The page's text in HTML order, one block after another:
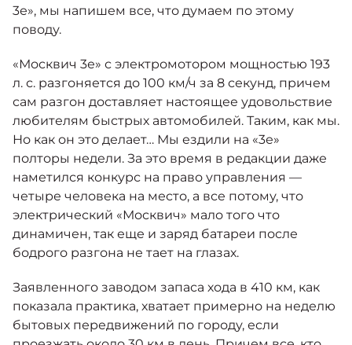
кроссовер
от 3 125 000 ₽*
3е», мы напишем все, что думаем по этому
поводу.
«Москвич 3е» с электромотором мощностью 193
л. с. разгоняется до 100 км/ч за 8 секунд, причем
сам разгон доставляет настоящее удовольствие
любителям быстрых автомобилей. Таким, как мы.
Но как он это делает… Мы ездили на «3е»
полторы недели. За это время в редакции даже
наметился конкурс на право управления —
четыре человека на место, а все потому, что
электрический «Москвич» мало того что
динамичен, так еще и заряд батареи после
бодрого разгона не тает на глазах.
Заявленного заводом запаса хода в 410 км, как
показала практика, хватает примерно на неделю
бытовых передвижений по городу, если